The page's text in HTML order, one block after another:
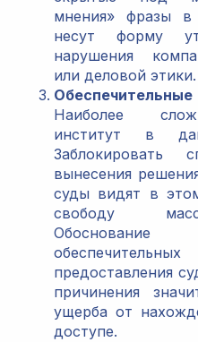
мнения» фразы в
несут форму
нарушения
или деловой этики.
Наиболее
институт в
Заблокировать
вынесения
суды видят в
свободу
предоставления
причинения
ущерба от
доступе.